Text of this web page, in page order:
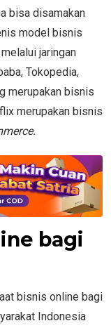
bisa disamakan
model bisnis
jaringan
Tokopedia,
merupakan bisnis
merupakan bisnis
bagi
bisnis online bagi
Indonesia